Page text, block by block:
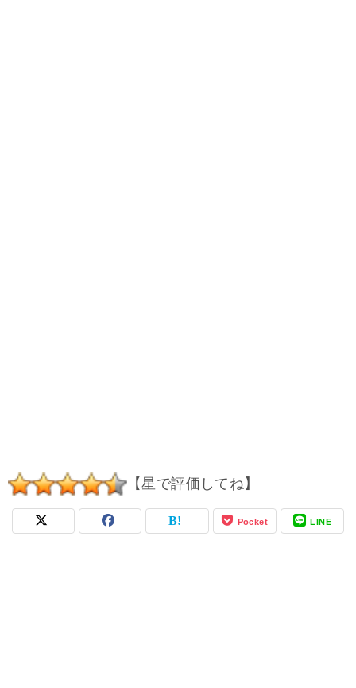
【星で評価してね】
Pocket LINE